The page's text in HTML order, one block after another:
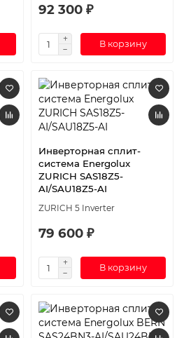
92 300 ₽
В корзину
Инверторная сплит-
система Energolux
ZURICH SAS18Z5-
AI/SAU18Z5-AI
ZURICH 5 Inverter
79 600 ₽
В корзину